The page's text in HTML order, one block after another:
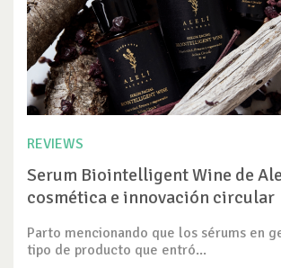
REVIEWS
Serum Biointelligent Wine de
cosmética e innovación circular
Parto mencionando que los sérums en
tipo de producto que entró...